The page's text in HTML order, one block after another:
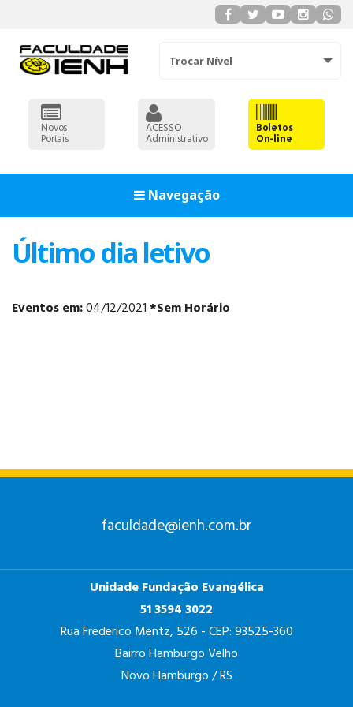
Trocar Nível
Novos
Portais
ACESSO
Administrativo
Boletos
On-line
Navegação
ANÁLISE E
DESENVOLVIMENTO
Último dia letivo
Eventos em:04/12/2021*Sem Horário
faculdade@ienh.com.br
Unidade Fundação Evangélica
51 3594 3022
Rua Frederico Mentz, 526 - CEP: 93525-360
Bairro Hamburgo Velho
Novo Hamburgo / RS